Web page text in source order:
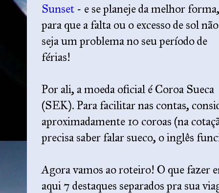
Sunset - e se planeje da melhor forma,
para que a falta ou o excesso de sol não
seja um problema no seu período de
férias!
Por ali, a moeda oficial é Coroa Sueca
(SEK). Para facilitar nas contas,
aproximadamente 10 coroas (na
precisa saber falar sueco, o inglês
Agora vamos ao roteiro! O que fazer
aqui 7 destaques separados pra sua